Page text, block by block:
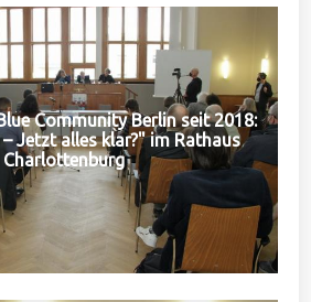
Community Berlin seit 2018:
Jetzt alles klar?" im Rathaus
Charlottenburg